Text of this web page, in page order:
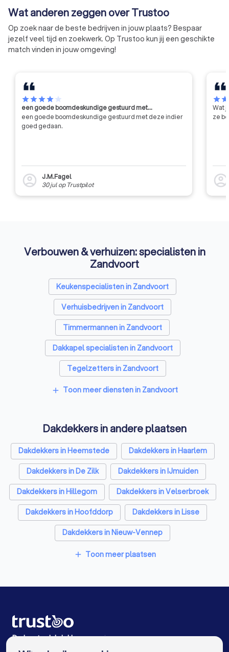
Wat anderen zeggen over Trustoo
Op zoek naar de beste bedrijven in jouw plaats? Bespaar
jezelf veel tijd en zoekwerk. Op Trustoo kun jij een geschikte
match vinden in jouw omgeving!
starstarstarstarstar
een goede boomdeskundige gestuurd met…
een goede boomdeskundige gestuurd met deze indier
goed gedaan.
account_circle
J.M.Fagel
30 julop Trustpilot
starstar
Wat
ze
account_circle
Verbouwen & verhuizen: specialisten in
Zandvoort
Keukenspecialisten in Zandvoort
Verhuisbedrijven in Zandvoort
Timmermannen in Zandvoort
Dakkapel specialisten in Zandvoort
Tegelzetters in Zandvoort
Sloopbedrijven in Zandvoort
Bouwkundige keurders in Zandvoort
Opslagruimtes in Zandvoort
Metselaars in Zandvoort
add Toon meer diensten in Zandvoort
Dakdekkers in andere plaatsen
Dakdekkers in Heemstede
Dakdekkers in Haarlem
Dakdekkers in De Zilk
Dakdekkers in IJmuiden
Dakdekkers in Hillegom
Dakdekkers in Velserbroek
Dakdekkers in Hoofddorp
Dakdekkers in Lisse
Dakdekkers in Nieuw-Vennep
Dakdekkers in Beverwijk
Dakdekkers in Amsterdam
Dakdekkers in Tilburg
Dakdekkers in Almere
Dakdekkers in Breda
add Toon meer plaatsen
De beste dakdekkers voor jou